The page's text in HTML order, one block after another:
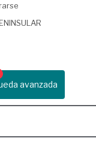
avanzada